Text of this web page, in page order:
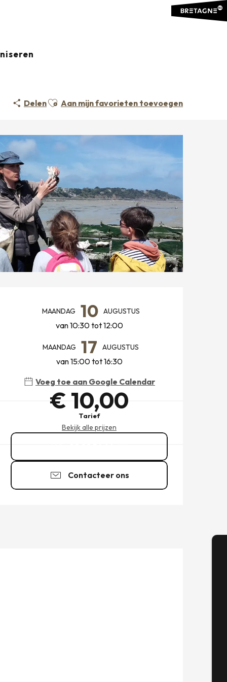
DelenAjouter aux favoris
Aan mijn favorieten toevoegen
MAANDAG 10 AUGUSTUS
van 10:30 tot 12:00
MAANDAG 17 AUGUSTUS
van 15:00 tot 16:30
Voeg toe aan Google Calendar
€ 10,00
Tarief
Bekijk alle prijzen
Contacteer ons